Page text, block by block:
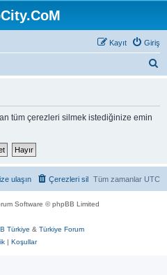
Giriş
Kayıt
tüm çerezleri silmek istediğinize emin
Tüm zamanlar UTC
Çerezleri sil
ulaşın
Software © phpBB Limited
Türkiye & Türkiye Forum
| Koşullar